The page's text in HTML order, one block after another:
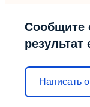
Сообщите
Написать